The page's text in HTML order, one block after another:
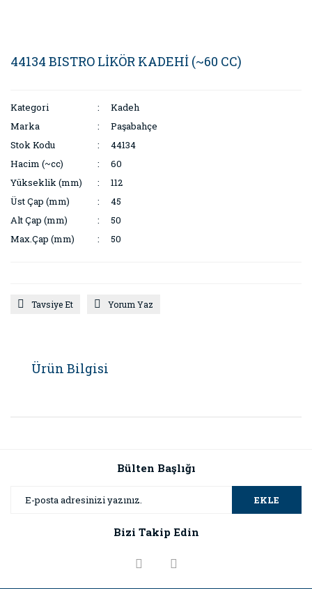
44134 BISTRO LİKÖR KADEHİ (~60 CC)
Kategori
Kadeh
Marka
Paşabahçe
Stok Kodu
44134
Hacim (~cc)
60
Yükseklik (mm)
112
Üst Çap (mm)
45
Alt Çap (mm)
50
Max.Çap (mm)
50
Tavsiye Et Yorum Yaz
Ürün Bilgisi
Bülten Başlığı
EKLE
Bizi Takip Edin